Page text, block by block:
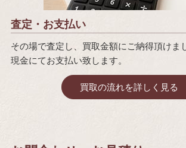
査定・お支払い
その場で査定し、買取金額にご納得頂けま
現金にてお支払い致します。
買取の流れを詳しく見る